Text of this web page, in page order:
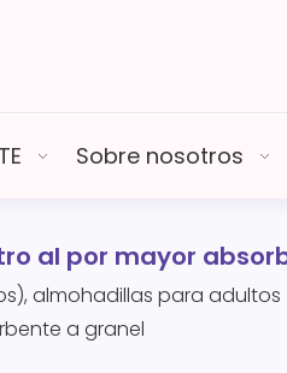
Sobre nosotros
al por mayor
almohadillas para adultos
a granel